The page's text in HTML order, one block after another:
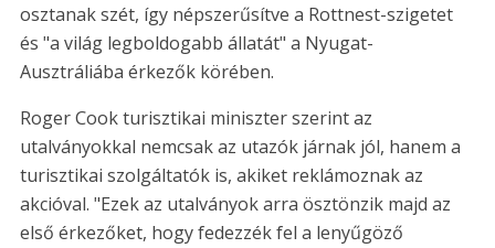
osztanak szét, így népszerűsítve a Rottnest-szigetet
és "a világ legboldogabb állatát" a Nyugat-
Ausztráliába érkezők körében.
Roger Cook turisztikai miniszter szerint az
utalványokkal nemcsak az utazók járnak jól, hanem a
turisztikai szolgáltatók is, akiket reklámoznak az
akcióval. "Ezek az utalványok arra ösztönzik majd az
első érkezőket, hogy fedezzék fel a lenyűgöző